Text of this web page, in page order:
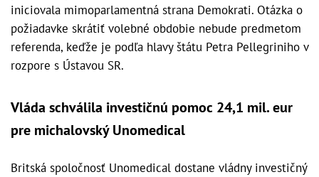
iniciovala mimoparlamentná strana Demokrati. Otázka o
požiadavke skrátiť volebné obdobie nebude predmetom
referenda, keďže je podľa hlavy štátu Petra Pellegriniho v
rozpore s Ústavou SR.
Vláda schválila investičnú pomoc 24,1 mil. eur
pre michalovský Unomedical
Britská spoločnosť Unomedical dostane vládny investičný